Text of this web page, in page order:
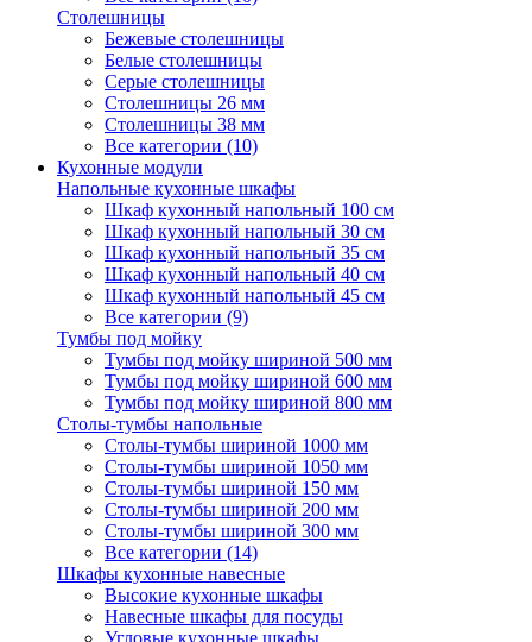
Столешницы
Бежевые столешницы
Белые столешницы
Серые столешницы
Столешницы 26 мм
Столешницы 38 мм
Все категории (10)
Кухонные модули
Напольные кухонные шкафы
Шкаф кухонный напольный 100 см
Шкаф кухонный напольный 30 см
Шкаф кухонный напольный 35 см
Шкаф кухонный напольный 40 см
Шкаф кухонный напольный 45 см
Все категории (9)
Тумбы под мойку
Тумбы под мойку шириной 500 мм
Тумбы под мойку шириной 600 мм
Тумбы под мойку шириной 800 мм
Столы-тумбы напольные
Столы-тумбы шириной 1000 мм
Столы-тумбы шириной 1050 мм
Столы-тумбы шириной 150 мм
Столы-тумбы шириной 200 мм
Столы-тумбы шириной 300 мм
Все категории (14)
Шкафы кухонные навесные
Высокие кухонные шкафы
Навесные шкафы для посуды
Угловые кухонные шкафы